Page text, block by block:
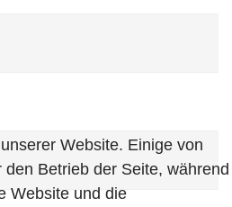
Website. Einige von
Betrieb der Seite, während
Website und die